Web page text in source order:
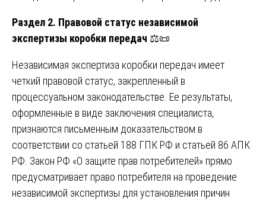
Раздел 2. Правовой статус независимой
экспертизы коробки передач ⚖️📜
Независимая экспертиза коробки передач имеет
четкий правовой статус, закрепленный в
процессуальном законодательстве. Ее результаты,
оформленные в виде заключения специалиста,
признаются письменным доказательством в
соответствии со статьей 188 ГПК РФ и статьей 86 АПК
РФ. Закон РФ «О защите прав потребителей» прямо
предусматривает право потребителя на проведение
независимой экспертизы для установления причин